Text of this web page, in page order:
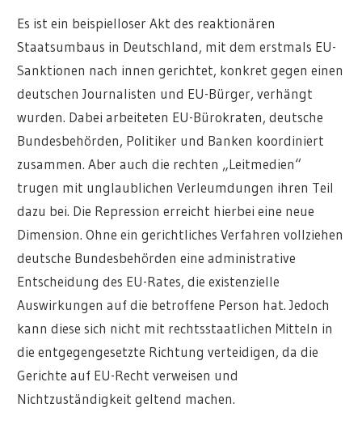
Es ist ein beispielloser Akt des reaktionären
Staatsumbaus in Deutschland, mit dem erstmals EU-
Sanktionen nach innen gerichtet, konkret gegen einen
deutschen Journalisten und EU-Bürger, verhängt
wurden. Dabei arbeiteten EU-Bürokraten, deutsche
Bundesbehörden, Politiker und Banken koordiniert
zusammen. Aber auch die rechten „Leitmedien“
trugen mit unglaublichen Verleumdungen ihren Teil
dazu bei. Die Repression erreicht hierbei eine neue
Dimension. Ohne ein gerichtliches Verfahren vollziehen
deutsche Bundesbehörden eine administrative
Entscheidung des EU-Rates, die existenzielle
Auswirkungen auf die betroffene Person hat. Jedoch
kann diese sich nicht mit rechtsstaatlichen Mitteln in
die entgegengesetzte Richtung verteidigen, da die
Gerichte auf EU-Recht verweisen und
Nichtzuständigkeit geltend machen.